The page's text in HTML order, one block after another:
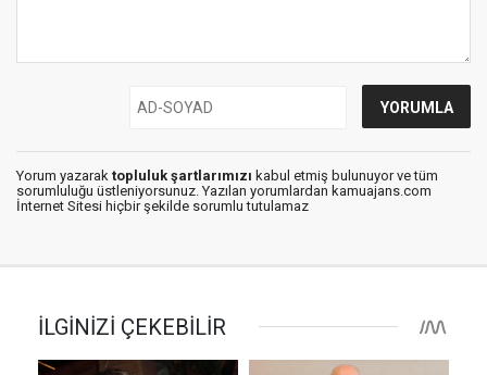
Yorum yazarak topluluk şartlarımızı kabul etmiş bulunuyor ve tüm
sorumluluğu üstleniyorsunuz. Yazılan yorumlardan kamuajans.com
İnternet Sitesi hiçbir şekilde sorumlu tutulamaz